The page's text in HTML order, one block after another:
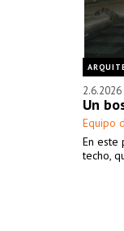
2.6.2026
Un
Equipo
En
techo,